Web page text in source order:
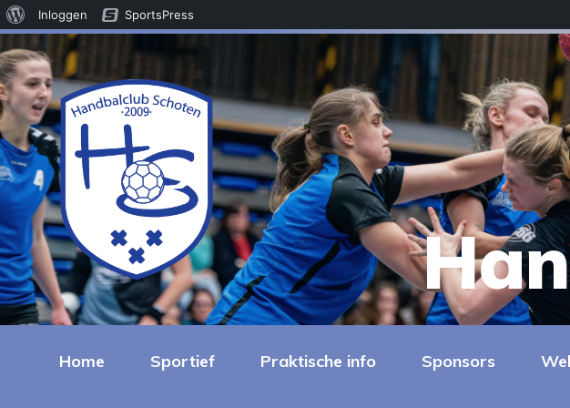
Home Sportief Praktische info Sponsors
Over
WordPress
Inloggen
SportsPress